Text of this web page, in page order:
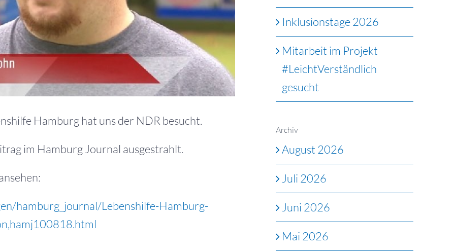
Hamburg hat uns der NDR besucht.
im Hamburg Journal ausgestrahlt.
hamburg_journal/Lebenshilfe-Hamburg-
Inklusionstage 2026
Mitarbeit im Projekt
#LeichtVerständlich
gesucht
Archiv
August 2026
Juli 2026
Juni 2026
Mai 2026